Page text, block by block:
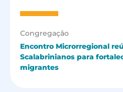
Congregação
Encontro Microrregional
Scalabrinianos para
migrantes